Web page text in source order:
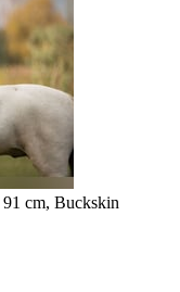
cm, Buckskin